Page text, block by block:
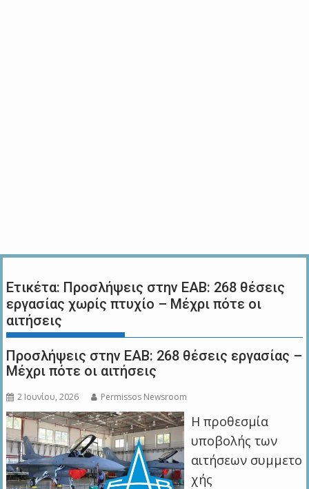
Ετικέτα: Προσλήψεις στην ΕΑΒ: 268 θέσεις
εργασίας χωρίς πτυχίο – Μέχρι πότε οι
αιτήσεις
Προσλήψεις στην ΕΑΒ: 268 θέσεις εργασίας –
Μέχρι πότε οι αιτήσεις
2 Ιουνίου, 2026 Permissos Newsroom
Η προθεσμία
υποβολής των
αιτήσεων συμμετο
χής